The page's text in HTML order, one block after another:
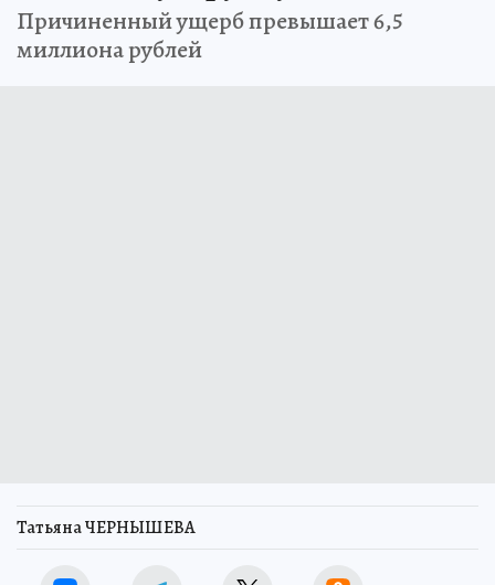
Причиненный ущерб превышает 6,5
миллиона рублей
Татьяна ЧЕРНЫШЕВА